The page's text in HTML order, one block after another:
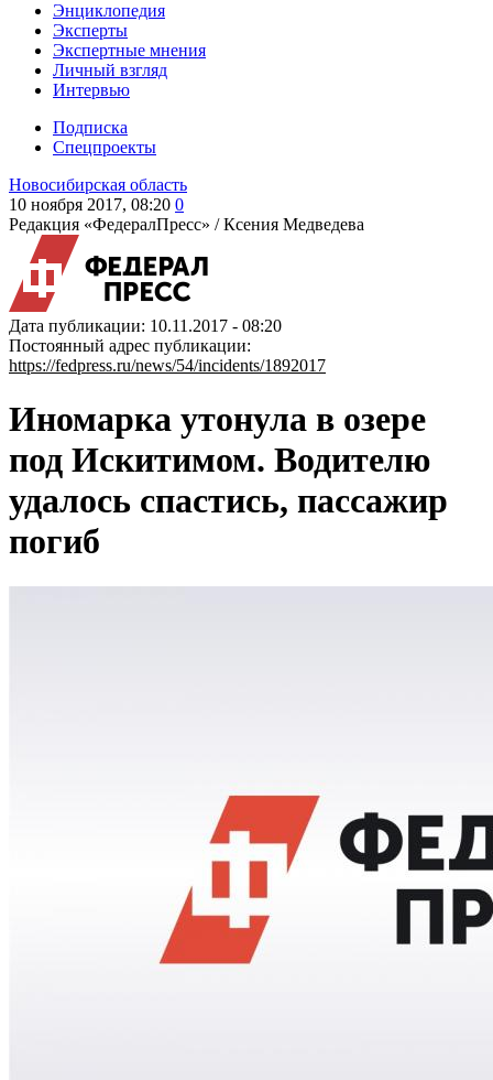
Энциклопедия
Эксперты
Экспертные мнения
Личный взгляд
Интервью
Подписка
Спецпроекты
Новосибирская область
10 ноября 2017, 08:20 0
Редакция «ФедералПресс» /Ксения Медведева
Дата публикации: 10.11.2017 - 08:20
Постоянный адрес публикации:
https://fedpress.ru/news/54/incidents/1892017
Иномарка утонула в озере
под Искитимом. Водителю
удалось спастись, пассажир
погиб